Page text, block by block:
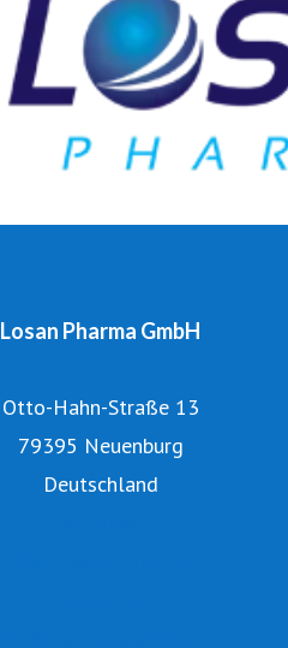
hin zur
Losan Pharma GmbH
Otto-Hahn-Straße 13
79395 Neuenburg
Deutschland